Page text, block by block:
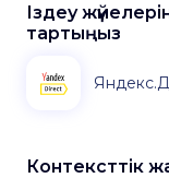
Іздеу
тартыңыз
Контексттік